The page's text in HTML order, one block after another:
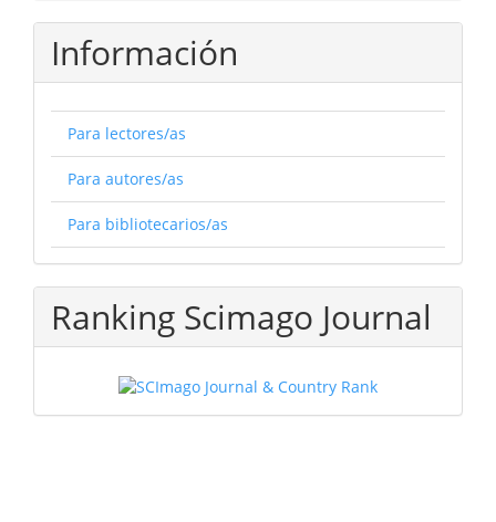
Información
Para lectores/as
Para autores/as
Para bibliotecarios/as
Ranking Scimago Journal